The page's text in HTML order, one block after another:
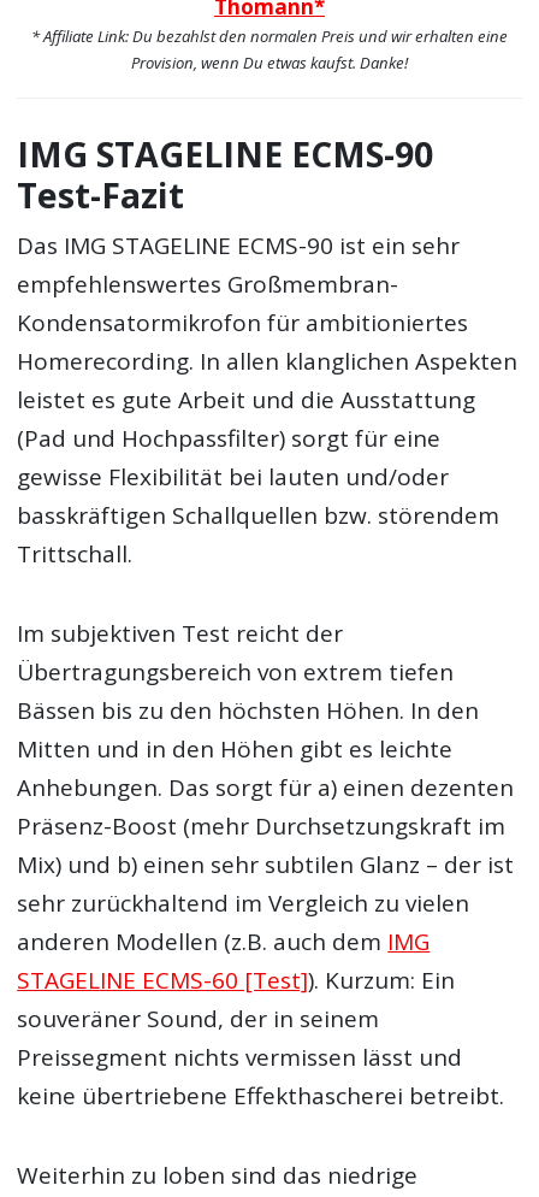
Thomann*
* Affiliate Link: Du bezahlst den normalen Preis und wir erhalten eine
Provision, wenn Du etwas kaufst. Danke!
IMG STAGELINE ECMS-90
Test-Fazit
Das IMG STAGELINE ECMS-90 ist ein sehr
empfehlenswertes Großmembran-
Kondensatormikrofon für ambitioniertes
Homerecording. In allen klanglichen Aspekten
leistet es gute Arbeit und die Ausstattung
(Pad und Hochpassfilter) sorgt für eine
gewisse Flexibilität bei lauten und/oder
basskräftigen Schallquellen bzw. störendem
Trittschall.
Im subjektiven Test reicht der
Übertragungsbereich von extrem tiefen
Bässen bis zu den höchsten Höhen. In den
Mitten und in den Höhen gibt es leichte
Anhebungen. Das sorgt für a) einen dezenten
Präsenz-Boost (mehr Durchsetzungskraft im
Mix) und b) einen sehr subtilen Glanz – der ist
sehr zurückhaltend im Vergleich zu vielen
anderen Modellen (z.B. auch dem IMG
STAGELINE ECMS-60 [Test]). Kurzum: Ein
souveräner Sound, der in seinem
Preissegment nichts vermissen lässt und
keine übertriebene Effekthascherei betreibt.
Weiterhin zu loben sind das niedrige